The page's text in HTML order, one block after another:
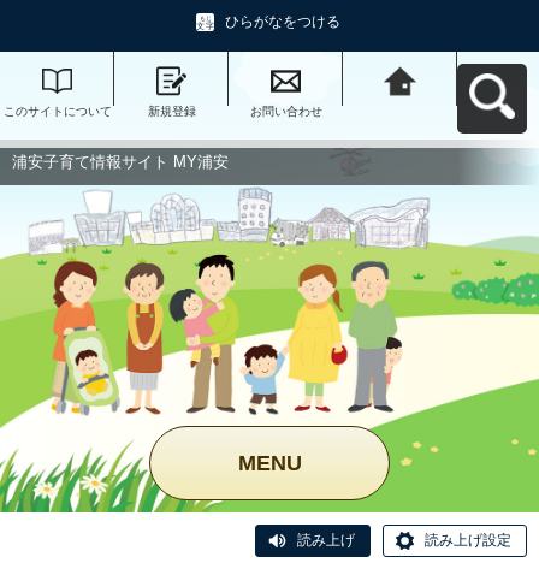
ひらがなをつける
このサイトについて 新規登録 お問い合わせ
浦安子育て情報サイト MY浦安
MENU
読み上げ 読み上げ設定